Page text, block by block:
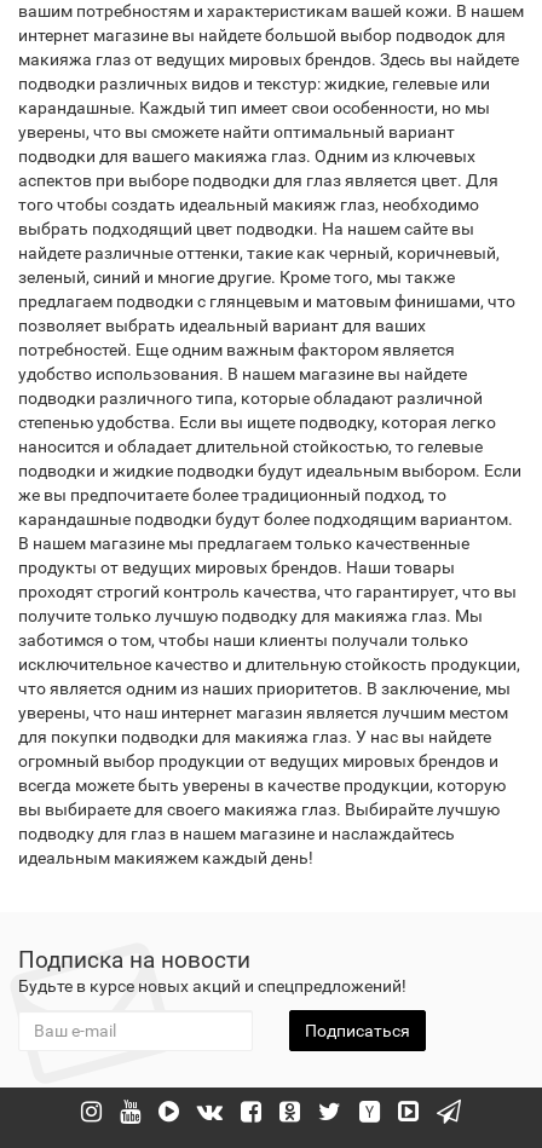
вашим потребностям и характеристикам вашей кожи. В нашем
интернет магазине вы найдете большой выбор подводок для
макияжа глаз от ведущих мировых брендов. Здесь вы найдете
подводки различных видов и текстур: жидкие, гелевые или
карандашные. Каждый тип имеет свои особенности, но мы
уверены, что вы сможете найти оптимальный вариант
подводки для вашего макияжа глаз. Одним из ключевых
аспектов при выборе подводки для глаз является цвет. Для
того чтобы создать идеальный макияж глаз, необходимо
выбрать подходящий цвет подводки. На нашем сайте вы
найдете различные оттенки, такие как черный, коричневый,
зеленый, синий и многие другие. Кроме того, мы также
предлагаем подводки с глянцевым и матовым финишами, что
позволяет выбрать идеальный вариант для ваших
потребностей. Еще одним важным фактором является
удобство использования. В нашем магазине вы найдете
подводки различного типа, которые обладают различной
степенью удобства. Если вы ищете подводку, которая легко
наносится и обладает длительной стойкостью, то гелевые
подводки и жидкие подводки будут идеальным выбором. Если
же вы предпочитаете более традиционный подход, то
карандашные подводки будут более подходящим вариантом.
В нашем магазине мы предлагаем только качественные
продукты от ведущих мировых брендов. Наши товары
проходят строгий контроль качества, что гарантирует, что вы
получите только лучшую подводку для макияжа глаз. Мы
заботимся о том, чтобы наши клиенты получали только
исключительное качество и длительную стойкость продукции,
что является одним из наших приоритетов. В заключение, мы
уверены, что наш интернет магазин является лучшим местом
для покупки подводки для макияжа глаз. У нас вы найдете
огромный выбор продукции от ведущих мировых брендов и
всегда можете быть уверены в качестве продукции, которую
вы выбираете для своего макияжа глаз. Выбирайте лучшую
подводку для глаз в нашем магазине и наслаждайтесь
идеальным макияжем каждый день!
Подписка на новости
Будьте в курсе новых акций и спецпредложений!
Подписаться